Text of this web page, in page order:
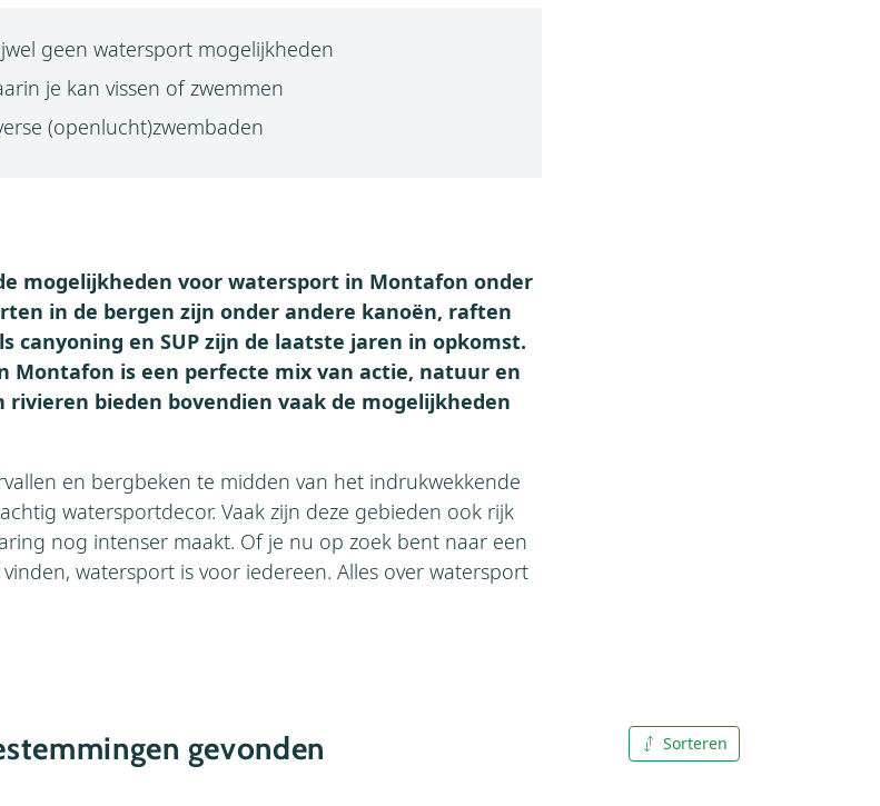
geen watersport mogelijkheden
je kan vissen of zwemmen
(openlucht)zwembaden
mogelijkheden voor watersport in Montafon onder
in de bergen zijn onder andere kanoën, raften
canyoning en SUP zijn de laatste jaren in opkomst.
Montafon is een perfecte mix van actie, natuur en
bieden bovendien vaak de mogelijkheden
en bergbeken te midden van het indrukwekkende
watersportdecor. Vaak zijn deze gebieden ook rijk
nog intenser maakt. Of je nu op zoek bent naar een
watersport is voor iedereen. Alles over watersport
gevonden Sorteren